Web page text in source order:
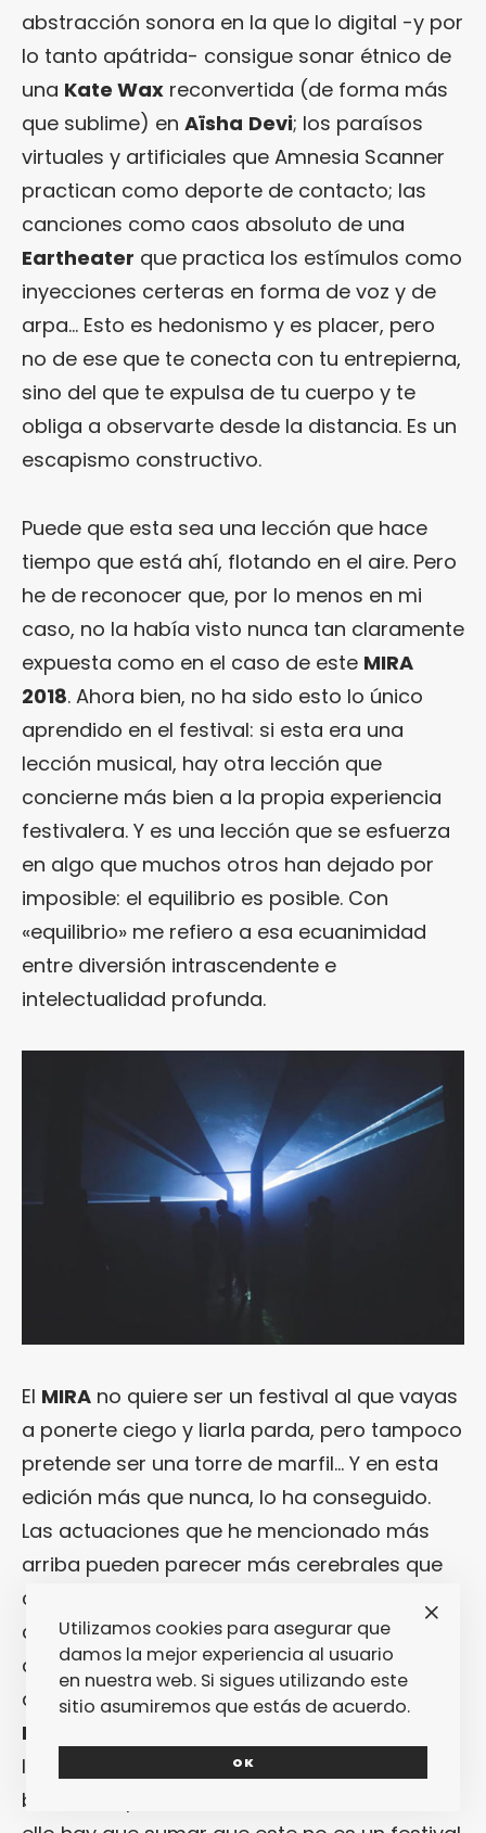
abstracción sonora en la que lo digital -y por
lo tanto apátrida- consigue sonar étnico de
una Kate Wax reconvertida (de forma más
que sublime) en Aïsha Devi; los paraísos
virtuales y artificiales que Amnesia Scanner
practican como deporte de contacto; las
canciones como caos absoluto de una
Eartheater que practica los estímulos como
inyecciones certeras en forma de voz y de
arpa… Esto es hedonismo y es placer, pero
no de ese que te conecta con tu entrepierna,
sino del que te expulsa de tu cuerpo y te
obliga a observarte desde la distancia. Es un
escapismo constructivo.
Puede que esta sea una lección que hace
tiempo que está ahí, flotando en el aire. Pero
he de reconocer que, por lo menos en mi
caso, no la había visto nunca tan claramente
expuesta como en el caso de este MIRA
2018. Ahora bien, no ha sido esto lo único
aprendido en el festival: si esta era una
lección musical, hay otra lección que
concierne más bien a la propia experiencia
festivalera. Y es una lección que se esfuerza
en algo que muchos otros han dejado por
imposible: el equilibrio es posible. Con
«equilibrio» me refiero a esa ecuanimidad
entre diversión intrascendente e
intelectualidad profunda.
El MIRA no quiere ser un festival al que vayas
a ponerte ciego y liarla parda, pero tampoco
pretende ser una torre de marfil… Y en esta
edición más que nunca, lo ha conseguido.
Las actuaciones que he mencionado más
arriba pueden parecer más cerebrales que
corporales, pero se han visto sanamente
compensadas por sesiones de baile tan
apegadas a la fisicidad corporal como las
de
Avalon Emerson,DJ Stingray,Josey
Rebelle
la diversión post-reggaetonera de
bien acompañadito de
Utilizamos cookies para asegurar que
damos la mejor experiencia al usuario
en nuestra web. Si sigues utilizando este
sitio asumiremos que estás de acuerdo.
OK